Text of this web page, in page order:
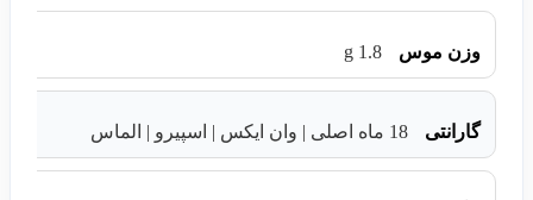
وزن موس 1.8 g
گارانتی 18 ماه اصلی | وان ایکس | اسپیرو | الماس